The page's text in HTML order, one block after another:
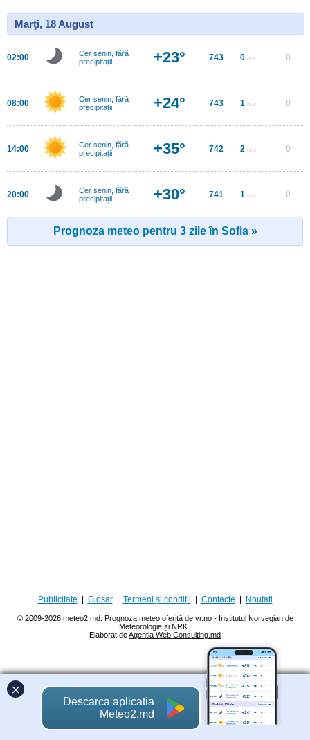
Marţi, 18 August
02:00
Cer senin, fără
precipitații
+23° 743 0 m/s 0
08:00
Cer senin, fără
precipitații
+24° 743 1 m/s 0
14:00
Cer senin, fără
precipitații
+35° 742 2 m/s 0
20:00
Cer senin, fără
precipitații
+30° 741 1 m/s 0
Prognoza meteo pentru 3 zile în Sofia »
Publicitate Glosar| Termeni și condiții Contacte Noutati
© 2009-2026 meteo2.md. Prognoza meteo oferită de yr.no - Institutul Norvegian de
Meteorologie și NRK
Elaborat deAgentia Web Consulting.md
×
Descarca aplicatia
Meteo2.md